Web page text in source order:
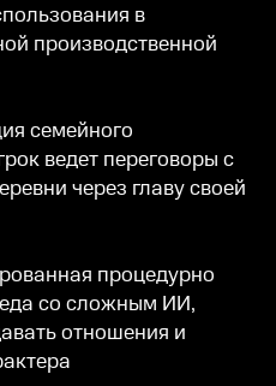
в
производственной
семейного
ведет переговоры с
через главу своей
процедурно
со сложным ИИ,
отношения и